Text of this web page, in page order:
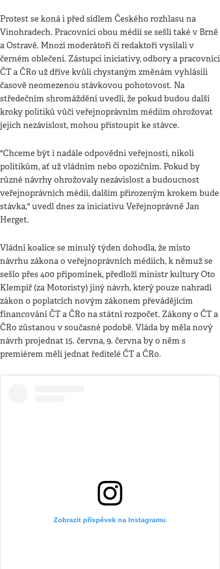
Protest se koná i před sídlem Českého rozhlasu na
Vinohradech. Pracovníci obou médií se sešli také v Brně
a Ostravě. Mnozí moderátoři či redaktoři vysílali v
černém oblečení. Zástupci iniciativy, odbory a pracovníci
ČT a ČRo už dříve kvůli chystaným změnám vyhlásili
časově neomezenou stávkovou pohotovost. Na
středečním shromáždění uvedli, že pokud budou další
kroky politiků vůči veřejnoprávním médiím ohrožovat
jejich nezávislost, mohou přistoupit ke stávce.
"Chceme být i nadále odpovědni veřejnosti, nikoli
politikům, ať už vládním nebo opozičním. Pokud by
různé návrhy ohrožovaly nezávislost a budoucnost
veřejnoprávních médií, dalším přirozeným krokem bude
stávka," uvedl dnes za iniciativu Veřejnoprávně Jan
Herget.
Vládní koalice se minulý týden dohodla, že místo
návrhu zákona o veřejnoprávních médiích, k němuž se
sešlo přes 400 připomínek, předloží ministr kultury Oto
Klempíř (za Motoristy) jiný návrh, který pouze nahradí
zákon o poplatcích novým zákonem převádějícím
financování ČT a ČRo na státní rozpočet. Zákony o ČT a
ČRo zůstanou v současné podobě. Vláda by měla nový
návrh projednat 15. června, 9. června by o něm s
premiérem měli jednat ředitelé ČT a ČRo.
Zobrazit příspěvek na Instagramu